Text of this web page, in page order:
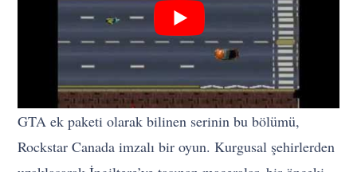
GTA ek paketi olarak bilinen serinin bu bölümü,
Rockstar Canada imzalı bir oyun. Kurgusal şehirlerden